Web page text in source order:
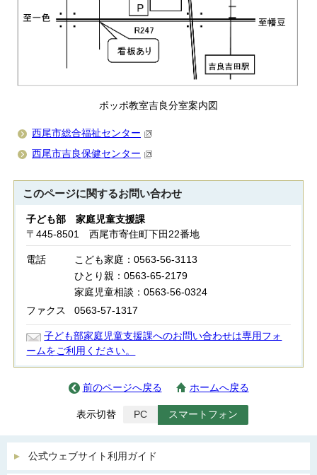
ポッポ教室吉良分室案内図
西尾市総合福祉センター
西尾市吉良保健センター
このページに関するお問い合わせ
子ども部 家庭児童支援課
〒445-8501 西尾市寄住町下田22番地
電話
こども家庭：0563-56-3113
ひとり親：0563-65-2179
家庭児童相談：0563-56-0324
ファクス
0563-57-1317
子ども部家庭児童支援課へのお問い合わせは専用フォ
ームをご利用ください。
前のページへ戻る ホームへ戻る
表示切替 PC スマートフォン
公式ウェブサイト利用ガイド